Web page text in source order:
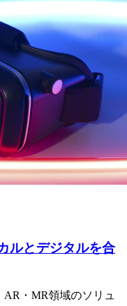
ルとデジタルを合
・MR領域のソリュ